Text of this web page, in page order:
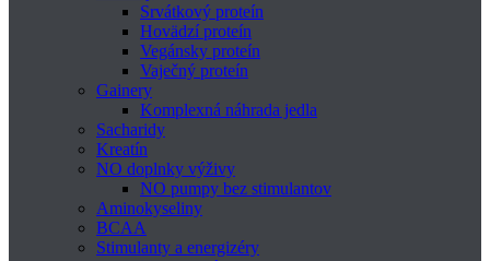
Srvátkový proteín
Hovädzí proteín
Vegánsky proteín
Vaječný proteín
Gainery
Komplexná náhrada jedla
Sacharidy
Kreatín
NO doplnky výživy
NO pumpy bez stimulantov
Aminokyseliny
BCAA
Stimulanty a energizéry